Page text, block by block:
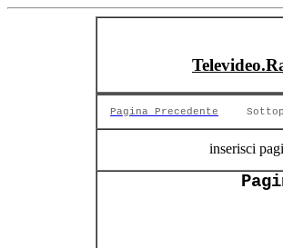
Pagina Precedente
inserisci